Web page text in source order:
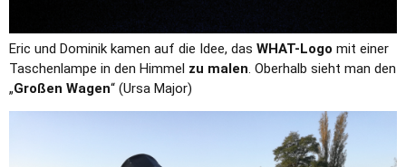
Eric und Dominik kamen auf die Idee, das WHAT-Logo mit einer
Taschenlampe in den Himmel zu malen . Oberhalb sieht man den
„Großen Wagen“ (Ursa Major)